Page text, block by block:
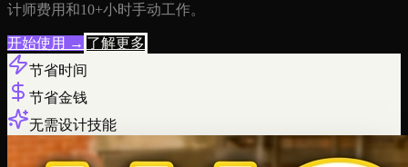
计师费用和10+小时手动工作。
开始使用 → 了解更多
节省时间
节省金钱
无需设计技能